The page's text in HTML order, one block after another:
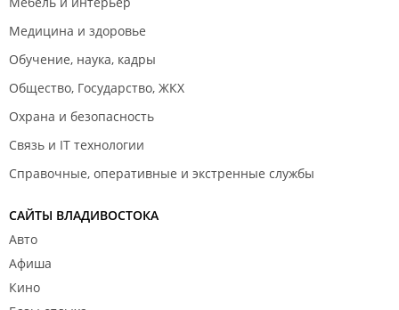
Медицина и здоровье
Обучение, наука, кадры
Общество, Государство, ЖКХ
Охрана и безопасность
Связь и IT технологии
Справочные, оперативные и экстренные службы
САЙТЫ ВЛАДИВОСТОКА
Авто
Афиша
Кино